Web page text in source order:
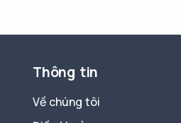
Thông tin
Về chúng tôi